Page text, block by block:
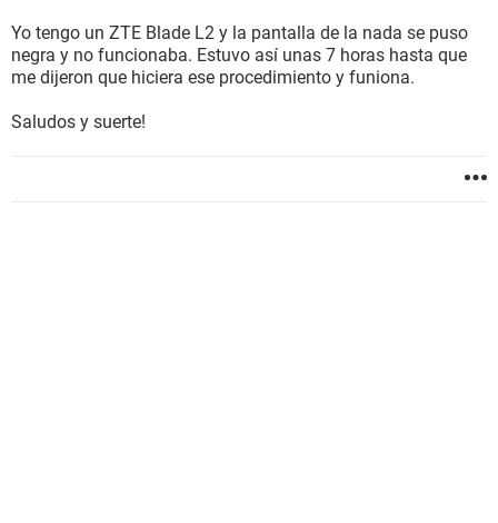
Yo tengo un ZTE Blade L2 y la pantalla de la nada se puso
negra y no funcionaba. Estuvo así unas 7 horas hasta que
me dijeron que hiciera ese procedimiento y funiona.
Saludos y suerte!